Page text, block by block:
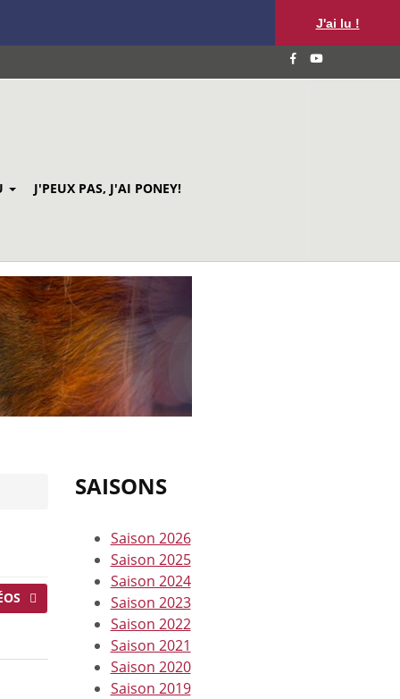
J'ai lu !
J'PEUX PAS, J'AI PONEY!
SAISONS
Saison 2026
Saison 2025
Saison 2024
Saison 2023
Saison 2022
Saison 2021
Saison 2020
Saison 2019